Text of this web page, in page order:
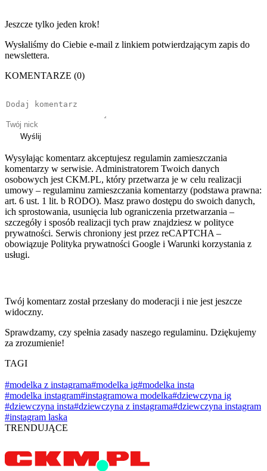
Jeszcze tylko jeden krok!
Wysłaliśmy do Ciebie e-mail z linkiem potwierdzającym zapis do
newslettera.
KOMENTARZE (0)
Wyślij
Wysyłając komentarz akceptujesz regulamin zamieszczania
komentarzy w serwisie. Administratorem Twoich danych
osobowych jest CKM.PL, który przetwarza je w celu realizacji
umowy – regulaminu zamieszczania komentarzy (podstawa prawna:
art. 6 ust. 1 lit. b RODO). Masz prawo dostępu do swoich danych,
ich sprostowania, usunięcia lub ograniczenia przetwarzania –
szczegóły i sposób realizacji tych praw znajdziesz w polityce
prywatności. Serwis chroniony jest przez reCAPTCHA –
obowiązuje Polityka prywatności Google i Warunki korzystania z
usługi.
Twój komentarz został przesłany do moderacji i nie jest jeszcze
widoczny.
Sprawdzamy, czy spełnia zasady naszego regulaminu. Dziękujemy
za zrozumienie!
TAGI
#modelka z instagrama#modelka ig#modelka insta
#modelka instagram#instagramowa modelka#dziewczyna ig
#dziewczyna insta#dziewczyna z instagrama#dziewczyna instagram
#instagram laska
TRENDUJĄCE